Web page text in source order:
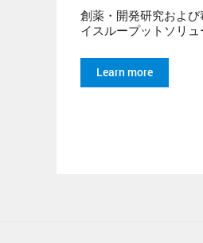
創薬・開発研究およ
イスループットソリ
Learn more